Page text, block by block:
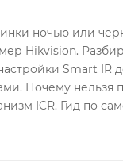
ночью или
Hikvision.
Smart IR
Почему нельзя
ICR. Гид по